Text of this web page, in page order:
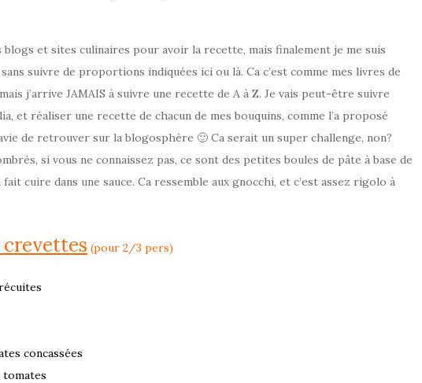
blogs et sites culinaires pour avoir la recette, mais finalement je me suis
suivre de proportions indiquées ici ou là. Ca c’est comme mes livres de
j’arrive JAMAIS à suivre une recette de A à Z. Je vais peut-être suivre
et réaliser une recette de chacun de mes bouquins, comme l’a proposé
de retrouver sur la blogosphère 🙂 Ca serait un super challenge, non?
si vous ne connaissez pas, ce sont des petites boules de pâte à base de
fait cuire dans une sauce. Ca ressemble aux gnocchi, et c’est assez rigolo à
crevettes (pour 2/3 pers)
concassées
tomates